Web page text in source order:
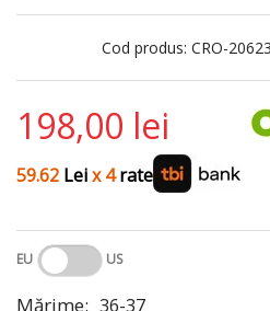
Cod produs: CRO-
198,00 lei
59.62 Leix 4rate
EU US
Mărime: 36-37